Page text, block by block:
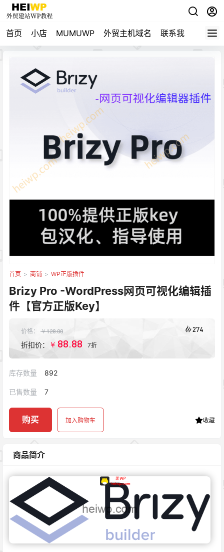
首页 小店 MUMUWP 外贸主机域名 联系我 自用导
首页 > 商铺 > WP正版插件
Brizy Pro -WordPress网页可视化编辑插
件【官方正版Key】
价格： ￥128.00
折扣价： ￥ 88.88 7折
274
库存数量 892
已售数量 7
购买 加入购物车 收藏
商品简介